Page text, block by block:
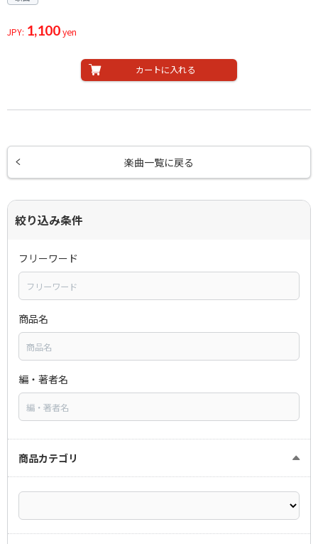
JPY: 1,100yen
カートに入れる
楽曲一覧に戻る
絞り込み条件
フリーワード
商品名
編・著者名
商品カテゴリ